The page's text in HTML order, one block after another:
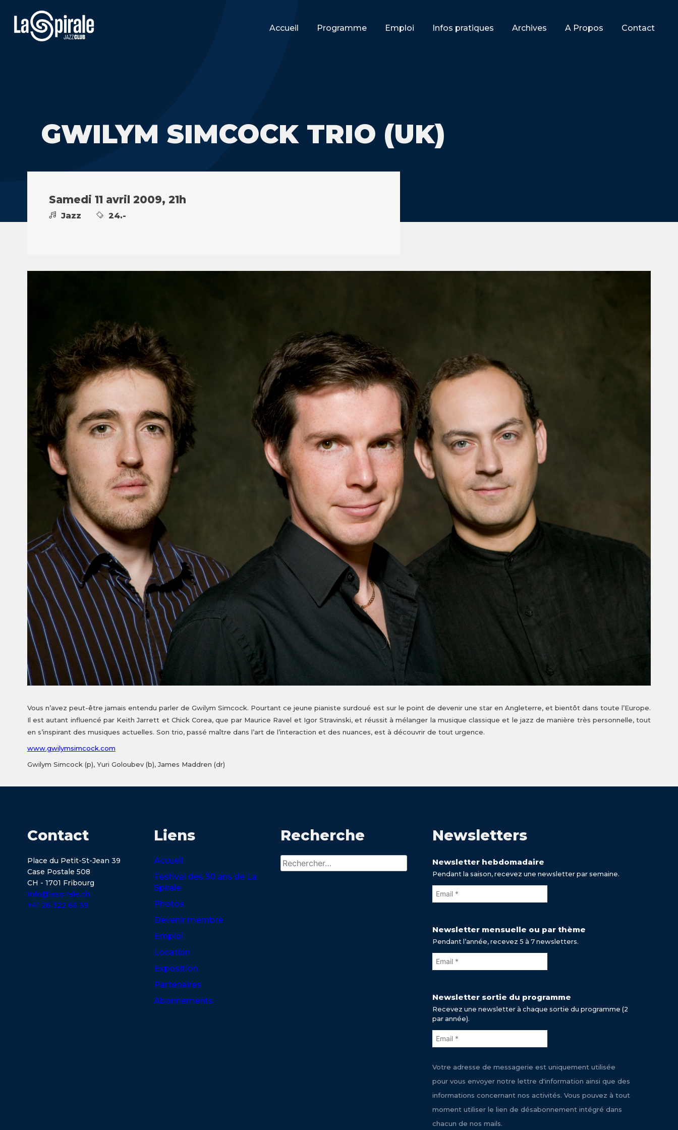
Accueil Programme Emploi Infos pratiques Archives A Propos Contact
GWILYM SIMCOCK TRIO (UK)
Samedi 11 avril 2009, 21h
Jazz 24.-
Vous n’avez peut-être jamais entendu parler de Gwilym Simcock. Pourtant ce jeune pianiste surdoué est sur le point de devenir une star en Angleterre, et bientôt dans toute l’Europe.
Il est autant influencé par Keith Jarrett et Chick Corea, que par Maurice Ravel et Igor Stravinski, et réussit à mélanger la musique classique et le jazz de manière très personnelle, tout
en s’inspirant des musiques actuelles. Son trio, passé maître dans l’art de l’interaction et des nuances, est à découvrir de tout urgence.
www.gwilymsimcock.com
Gwilym Simcock (p), Yuri Goloubev (b), James Maddren (dr)
Contact
Place du Petit-St-Jean 39
Case Postale 508
CH - 1701 Fribourg
info@laspirale.ch
+41 26 322 66 39
Liens
Accueil
Festival des 30 ans de La
Spirale
Photos
Devenir membre
Emploi
Location
Exposition
Partenaires
Abonnements
Recherche
Rechercher :
Newsletters
Newsletter hebdomadaire
Pendant la saison, recevez une newsletter par semaine.
Newsletter mensuelle ou par thème
Pendant l’année, recevez 5 à 7 newsletters.
Newsletter sortie du programme
Recevez une newsletter à chaque sortie du programme (2
par année).
Votre adresse de messagerie est uniquement utilisée
pour vous envoyer notre lettre d'information ainsi que des
informations concernant nos activités. Vous pouvez à tout
moment utiliser le lien de désabonnement intégré dans
chacun de nos mails.